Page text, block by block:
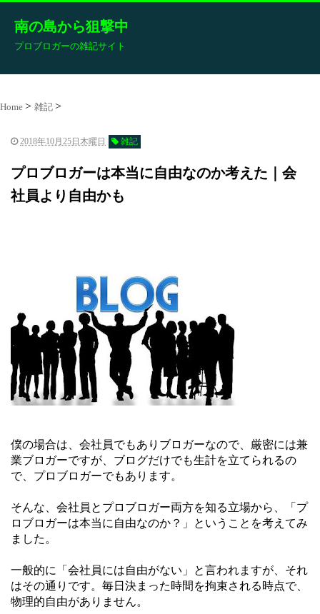
南の島から狙撃中
プロブロガーの雑記サイト
Home 雑記
2018年10月25日木曜日 雑記
プロブロガーは本当に自由なのか考えた｜会
社員より自由かも
僕の場合は、会社員でもありブロガーなので、厳密には兼
業ブロガーですが、ブログだけでも生計を立てられるの
で、プロブロガーでもあります。
そんな、会社員とプロブロガー両方を知る立場から、「プ
ロブロガーは本当に自由なのか？」ということを考えてみ
ました。
一般的に「会社員には自由がない」と言われますが、それ
はその通りです。毎日決まった時間を拘束される時点で、
物理的自由がありません。